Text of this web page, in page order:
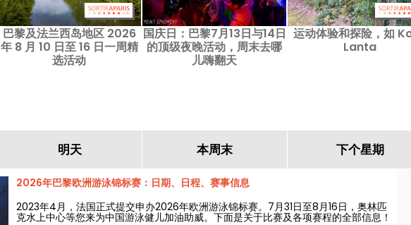
巴黎及法兰西岛地区 2026
年 8 月 10 日至 16 日一周精
选活动
国庆日：巴黎7月13日与14日
的顶级夜晚活动，周末去哪
儿嗨翻天
运动体验和探险，如
Lanta
明天 本周末 下个星期
2026年巴黎欧洲游泳锦标赛：日期、日程、赛事信息
2023年4月，法国正式提交申办2026年欧洲游泳锦标赛。7月31日至8月16日，奥林匹
克水上中心等您来为中国游泳健儿加油助威。下面是关于比赛及各项赛程的全部信息！